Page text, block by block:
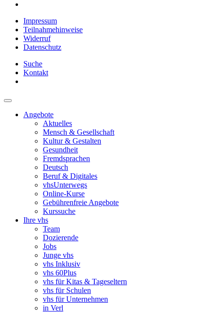
Impressum
Teilnahmehinweise
Widerruf
Datenschutz
Suche
Kontakt
Angebote
Aktuelles
Mensch & Gesellschaft
Kultur & Gestalten
Gesundheit
Fremdsprachen
Deutsch
Beruf & Digitales
vhsUnterwegs
Online-Kurse
Gebührenfreie Angebote
Kurssuche
Ihre vhs
Team
Dozierende
Jobs
Junge vhs
vhs Inklusiv
vhs 60Plus
vhs für Kitas & Tageseltern
vhs für Schulen
vhs für Unternehmen
in Verl